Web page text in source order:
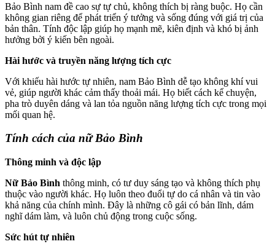
Bảo Bình nam đề cao sự tự chủ, không thích bị ràng buộc. Họ cần
không gian riêng để phát triển ý tưởng và sống đúng với giá trị của
bản thân. Tính độc lập giúp họ mạnh mẽ, kiên định và khó bị ảnh
hưởng bởi ý kiến bên ngoài.
Hài hước và truyền năng lượng tích cực
Với khiếu hài hước tự nhiên, nam Bảo Bình dễ tạo không khí vui
vẻ, giúp người khác cảm thấy thoải mái. Họ biết cách kể chuyện,
pha trò duyên dáng và lan tỏa nguồn năng lượng tích cực trong mọi
mối quan hệ.
Tính cách của nữ Bảo Bình
Thông minh và độc lập
Nữ Bảo Bình thông minh, có tư duy sáng tạo và không thích phụ
thuộc vào người khác. Họ luôn theo đuổi tự do cá nhân và tin vào
khả năng của chính mình. Đây là những cô gái có bản lĩnh, dám
nghĩ dám làm, và luôn chủ động trong cuộc sống.
Sức hút tự nhiên